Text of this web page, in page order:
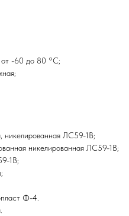
от -60 до 80 °С;
никелированная ЛС59-1В;
никелированная ЛС59-1В;
1В;
Ф-4.